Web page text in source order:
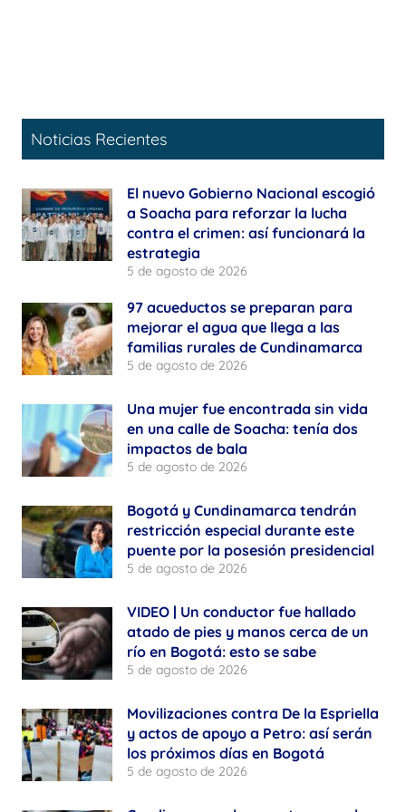
Noticias Recientes
El nuevo Gobierno Nacional escogió
a Soacha para reforzar la lucha
contra el crimen: así funcionará la
estrategia
5 de agosto de 2026
97 acueductos se preparan para
mejorar el agua que llega a las
familias rurales de Cundinamarca
5 de agosto de 2026
Una mujer fue encontrada sin vida
en una calle de Soacha: tenía dos
impactos de bala
5 de agosto de 2026
Bogotá y Cundinamarca tendrán
restricción especial durante este
puente por la posesión presidencial
5 de agosto de 2026
VIDEO | Un conductor fue hallado
atado de pies y manos cerca de un
río en Bogotá: esto se sabe
5 de agosto de 2026
Movilizaciones contra De la Espriella
y actos de apoyo a Petro: así serán
los próximos días en Bogotá
5 de agosto de 2026